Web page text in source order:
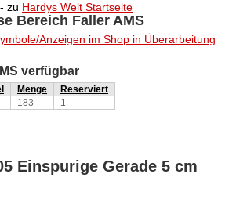
- zu Hardys Welt Startseite
Bereich Faller AMS
Anzeigen im Shop in Überarbeitung
verfügbar
Menge
Reserviert
183 1
Einspurige Gerade 5 cm